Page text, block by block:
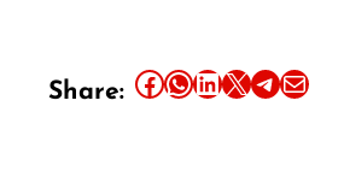
Share: Share this article on Facebook Share this article on WhatsApp Share this article on LinkedIn Share this article on X Share this article on TelegramEmail this Article